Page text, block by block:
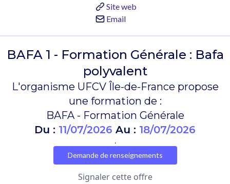
Site web
Email
BAFA 1 - Formation Générale : Bafa
polyvalent
L'organisme UFCV Île-de-France propose
une formation de :
BAFA - Formation Générale
Du : 11/07/2026 Au : 18/07/2026
.
Demande de renseignements
Signaler cette offre